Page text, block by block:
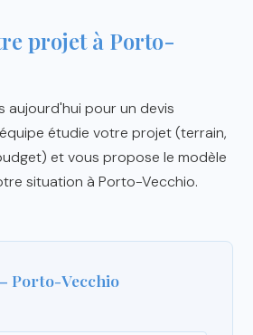
projet à Porto-
pour un devis
étudie votre projet (terrain,
et vous propose le modèle
situation à Porto-Vecchio.
Porto-Vecchio